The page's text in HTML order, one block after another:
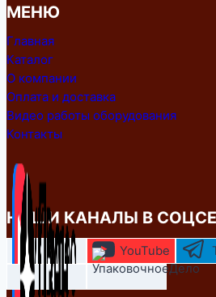
МЕНЮ
Главная
Каталог
О компании
Оплата и доставка
Видео работы оборудования
Контакты
НАШИ КАНАЛЫ В
YouTube